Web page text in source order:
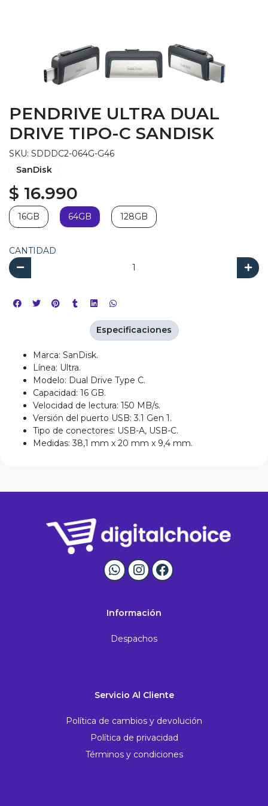
PENDRIVE ULTRA DUAL
DRIVE TIPO-C SANDISK
SKU: SDDDC2-064G-G46
SanDisk
$ 16.990
16GB 64GB 128GB
CANTIDAD
Marca: SanDisk.
Línea: Ultra.
Modelo: Dual Drive Type C.
Capacidad: 16 GB.
Velocidad de lectura: 150 MB/s.
Versión del puerto USB: 3.1 Gen 1.
Tipo de conectores: USB-A, USB-C.
Medidas: 38,1 mm x 20 mm x 9,4 mm.
Especificaciones
Información
Despachos
Servicio Al Cliente
Política de cambios y devolución
Política de privacidad
Términos y condiciones